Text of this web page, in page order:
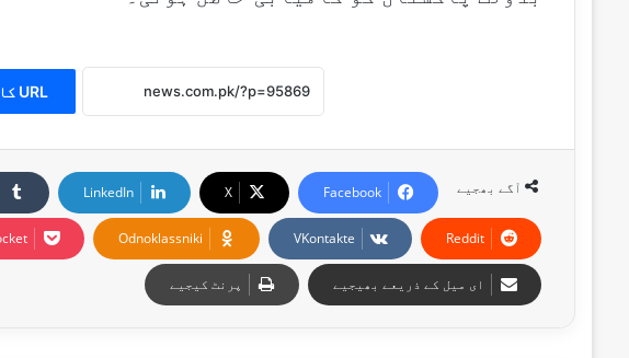
URL کاپی کریں
آگے بھجیے Facebook
X
LinkedIn
Reddit
VKontakte
Odnoklassniki
ای میل کے ذریعے بھیجیے پرنٹ کیجیے